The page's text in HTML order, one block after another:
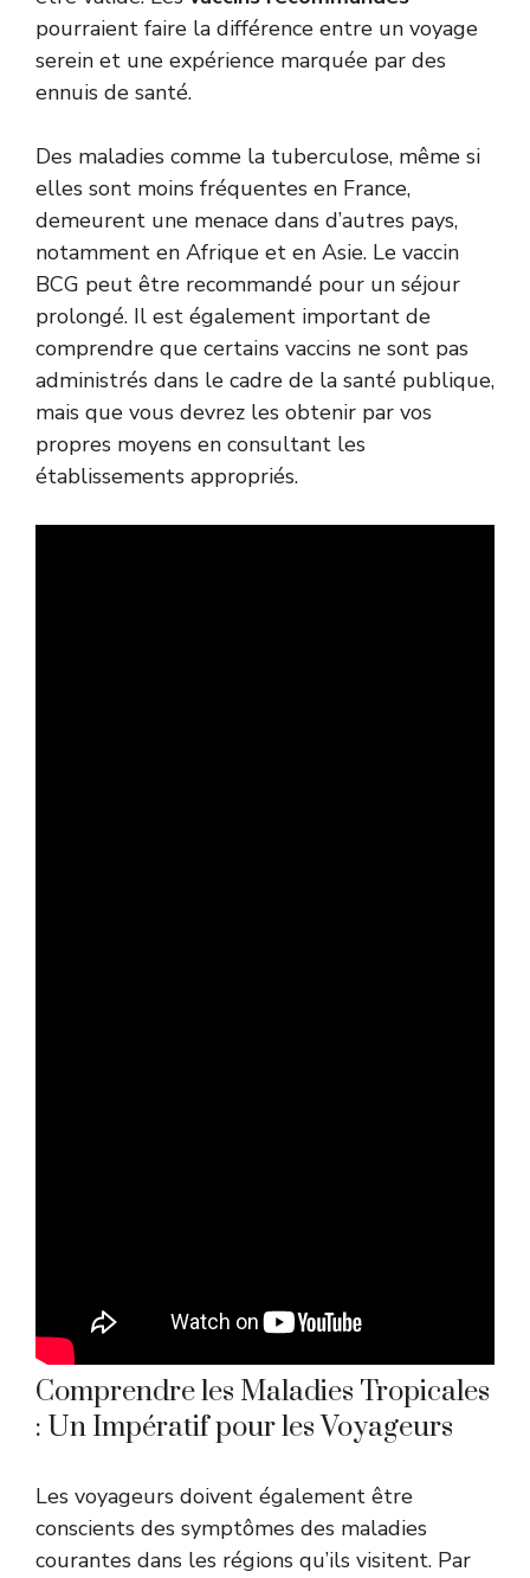
pourraient faire la différence entre un voyage
serein et une expérience marquée par des
ennuis de santé.
Des maladies comme la tuberculose, même si
elles sont moins fréquentes en France,
demeurent une menace dans d’autres pays,
notamment en Afrique et en Asie. Le vaccin
BCG peut être recommandé pour un séjour
prolongé. Il est également important de
comprendre que certains vaccins ne sont pas
administrés dans le cadre de la santé publique,
mais que vous devrez les obtenir par vos
propres moyens en consultant les
établissements appropriés.
Comprendre les Maladies Tropicales
: Un Impératif pour les Voyageurs
Les voyageurs doivent également être
conscients des symptômes des maladies
courantes dans les régions qu’ils visitent. Par